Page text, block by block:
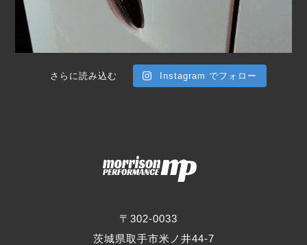
〒302-0033
茨城県取手市米ノ井44-7
さらに読み込む Instagram でフォロー